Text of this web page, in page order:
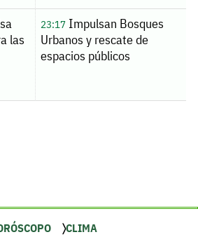
las
23:17Impulsan Bosques
Urbanos y rescate de
espacios públicos
CLIMA